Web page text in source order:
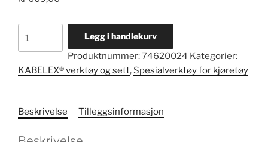
Frigjøringsverktøy
1575
Legg i handlekurv
Produktnummer:74620024 Kategorier:
KABELEX® verktøy og sett, Spesialverktøy for kjøretøy
Beskrivelse Tilleggsinformasjon